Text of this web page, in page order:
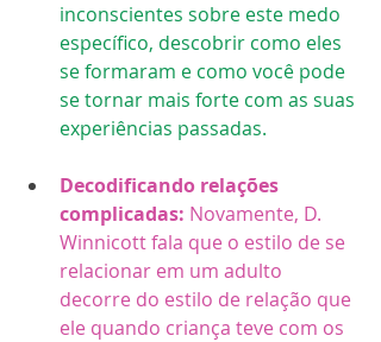
inconscientes sobre este medo
específico, descobrir como eles
se formaram e como você pode
se tornar mais forte com as suas
experiências passadas.
Decodificando relações
complicadas: Novamente, D.
Winnicott fala que o estilo de se
relacionar em um adulto
decorre do estilo de relação que
ele quando criança teve com os